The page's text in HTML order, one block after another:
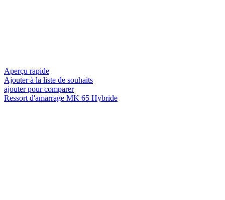
Aperçu rapide
Ajouter à la liste de souhaits
ajouter pour comparer
Ressort d'amarrage MK 65 Hybride